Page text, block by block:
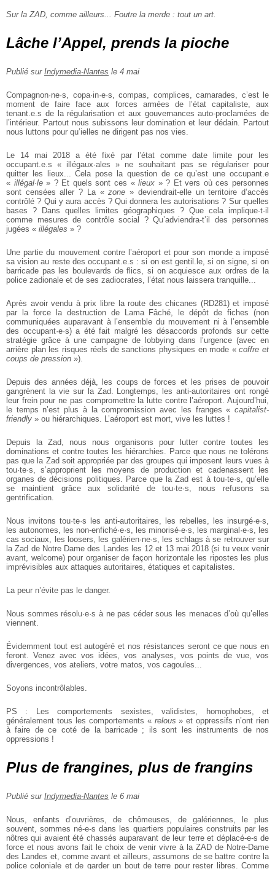
Sur la ZAD, comme ailleurs... Foutre la merde : tout un art.
Lâche l’Appel, prends la pioche
Publié sur Indymedia-Nantes le 4 mai
Compagnon·ne·s, copa·in·e·s, compas, complices, camarades, c’est le
moment de faire face aux forces armées de l’état capitaliste, aux
tenant.e.s de la régularisation et aux gouvernances auto-proclamées de
l’intérieur. Partout nous subissons leur domination et leur dédain. Partout
nous luttons pour qu’ielles ne dirigent pas nos vies.
Le 14 mai 2018 a été fixé par l’état comme date limite pour les
occupant.e.s « illégaux·ales » ne souhaitant pas se régulariser pour
quitter les lieux... Cela pose la question de ce qu’est une occupant.e
« illégal·le» ? Et quels sont ces «lieux » ? Etvers où ces personnes
sont censées aller ? La «zone » deviendrait-elle un territoire d’accès
contrôlé ? Qui y aura accès ? Qui donnera les autorisations ? Sur quelles
bases ? Dans quelles limites géographiques ? Que cela implique-t-il
comme mesures de contrôle social ? Qu’adviendra-t’il des personnes
jugées « illégales » ?
Une partie du mouvement contre l’aéroport et pour son monde a imposé
sa vision au reste des occupant.e.s : si on est gentil.le, si on signe, si on
barricade pas les boulevards de flics, si on acquiesce aux ordres de la
police zadionale et de ses zadiocrates, l’état nous laissera tranquille...
Après avoir vendu à prix libre la route des chicanes (RD281) et imposé
par laforce la destruction de Lama Fâché, le dépôt de fiches (non
communiquées auparavant à l’ensemble du mouvement ni à l’ensemble
des occupant·e·s) a été fait malgré les désaccords profonds sur cette
stratégie grâce à une campagne de lobbying dans l’urgence (avec en
arrière plan les risques réels de sanctions physiques en mode «coffre et
coups de pression »).
Depuis des années déjà, les coups de forces et les prises de pouvoir
gangrènent la vie sur la Zad. Longtemps, les anti-autoritaires ont rongé
leur frein pour ne pas compromettre la lutte contre l’aéroport. Aujourd’hui,
le temps n’est plus à lacompromission avec les franges «capitalist-
friendly » ou hiérarchiques. L’aéroport est mort, vive les luttes !
Depuis la Zad, nous nous organisons pour lutter contre toutes les
dominations etcontre toutes les hiérarchies. Parce que nous ne tolérons
pas que la Zad soit appropriée par des groupes qui imposent leurs vues à
tou·te·s, s’approprient les moyens de production et cadenassent les
organes de décisions politiques. Parceque la Zad est à tou·te·s, qu’elle
se maintient grâce aux solidarité de tou·te·s, nous refusons sa
gentrification.
Nous invitons tou·te·s les anti-autoritaires, les rebelles, les insurgé·e·s,
les autonomes, les non-enfiché·e·s, les minorisé·e·s, les marginal·e·s, les
cas sociaux, les loosers, les galèrien·ne·s, les schlags à se retrouver sur
la Zad de Notre Dame des Landes les 12 et 13 mai 2018 (si tu veux venir
avant, welcome) pour organiser de façon horizontale les ripostes les plus
imprévisibles aux attaques autoritaires, étatiques et capitalistes.
La peur n’évite pas le danger.
Nous sommes résolu·e·s à ne pas céder sous les menaces d’où qu’elles
viennent.
Évidemment tout est autogéré et nos résistances seront ce que nous en
feront.
Venez avec vos idées, vos analyses, vos points de vue, vos
divergences, vos ateliers, votre matos, vos cagoules...
Soyons incontrôlables.
PS : Les comportements sexistes, validistes, homophobes, et
généralement tous les comportements « relous » et oppressifs n’ont rien
à faire de ce coté de la barricade ; ils sont les instruments de nos
oppressions !
Plus de frangines, plus de frangins
Publié sur Indymedia-Nantes le 6 mai
Nous, enfants d’ouvrières, de chômeuses, de galériennes, le plus
souvent, sommes né-e-s dans les quartiers populaires construits par les
nôtres qui avaientété chassés auparavant de leur terre et déplacé-e-s de
force et nous avons fait le choix de venir vivre à la ZAD de Notre-Dame
des Landes et, comme avant etailleurs, assumons de se battre contre la
police coloniale et de garder un bout deterre pour rester libres. Comme